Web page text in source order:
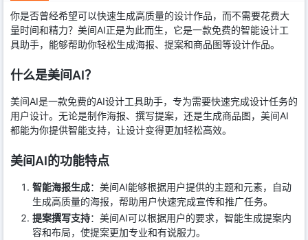
你是否曾经希望可以快速生成高质量的设计作品，而不需要花费大
量时间和精力？美间AI正是为此而生，它是一款免费的智能设计工
具助手，能够帮助你轻松生成海报、提案和商品图等设计作品。
什么是美间AI？
美间AI是一款免费的AI设计工具助手，专为需要快速完成设计任务的
用户设计。无论是制作海报、撰写提案，还是生成商品图，美间AI
都能为你提供智能支持，让设计变得更加轻松高效。
美间AI的功能特点
智能海报生成：美间AI能够根据用户提供的主题和元素，自动
生成高质量的海报，帮助用户快速完成宣传和推广任务。
提案撰写支持：美间AI可以根据用户的要求，智能生成提案内
容和布局，使提案更加专业和有说服力。